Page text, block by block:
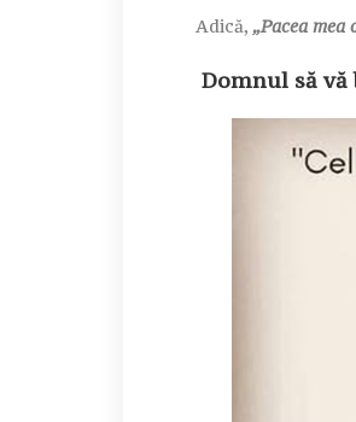
Adică, „Pacea mea
Domnul să vă